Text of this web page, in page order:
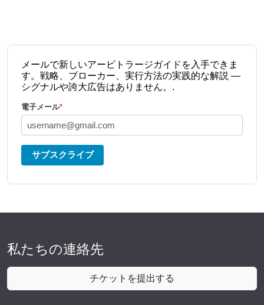
メールで新しいアービトラージガイドを入手できま
す。戦略、ブローカー、実行方法の実践的な解説 —
シグナルや誇大広告はありません。.
電子メール*
サブスクライブ
私たちの連絡先
チケットを提出する